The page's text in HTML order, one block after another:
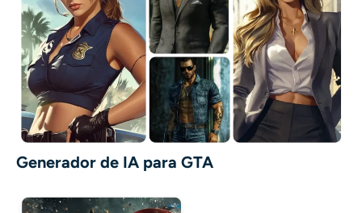
Generador de IA para GTA